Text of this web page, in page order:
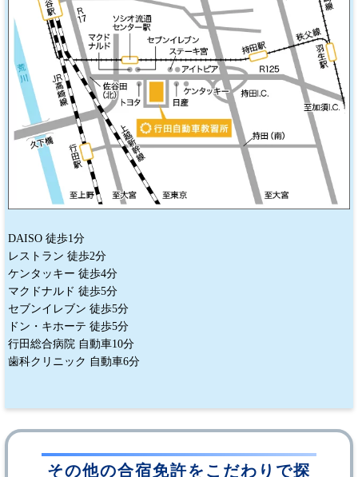
DAISO 徒歩1分
レストラン 徒歩2分
ケンタッキー 徒歩4分
マクドナルド 徒歩5分
セブンイレブン 徒歩5分
ドン・キホーテ 徒歩5分
行田総合病院 自動車10分
歯科クリニック 自動車6分
その他の合宿免許をこだわりで探